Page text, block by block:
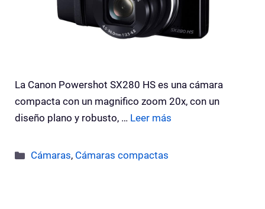
La Canon Powershot SX280 HS es una cámara
compacta con un magnifico zoom 20x, con un
diseño plano y robusto, … Leer más
Categorías
Cámaras, Cámaras compactas